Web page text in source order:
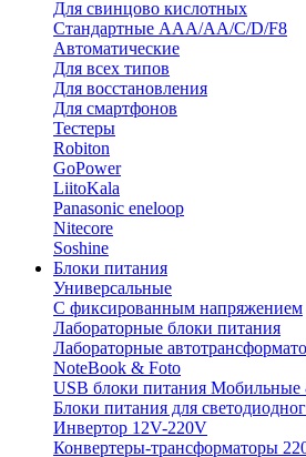
Для свинцово кислотных
Стандартные ААА/АА/С/D/F8
Автоматические
Для всех типов
Для восстановления
Для смартфонов
Тестеры
Robiton
GoPower
LiitoKala
Panasonic eneloop
Nitecore
Soshine
Блоки питания
Универсальные
C фиксированным напряжением
Лабораторные блоки питания
Лабораторные
NoteBook & Foto
USB блоки питания
Блоки питания для
Инвертор 12V-220V
Конвертеры-трансформаторы